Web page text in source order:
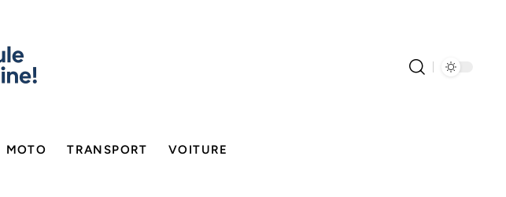
MOTO TRANSPORT VOITURE